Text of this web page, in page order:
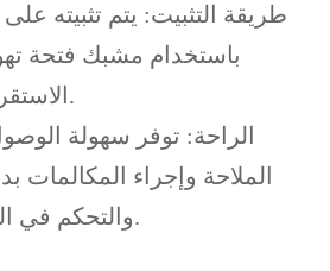
طريقة التثبيت: يتم تثبيته
باستخدام مشبك فتحة
الاستقرار حتى أثناء القيادة.
الراحة: توفر سهولة
الملاحة وإجراء المكالمات
والتحكم في الوسائط أثناء القيادة.